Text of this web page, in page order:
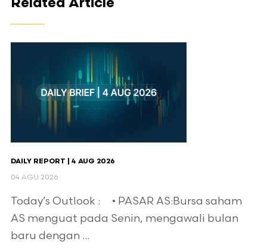
Related Article
DAILY REPORT | 4 AUG 2026
04 AGU 2026
Today’s Outlook : • PASAR AS:Bursa saham
AS menguat pada Senin, mengawali bulan
baru dengan ...